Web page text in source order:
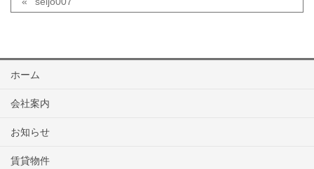
ホーム
会社案内
お知らせ
賃貸物件